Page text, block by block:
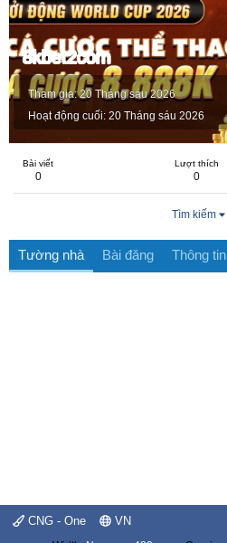
8kbet2com
Tham gia 20 Tháng sáu 2026
Hoạt động cuối 20 Tháng sáu 2026
Bài viết
0
Lượt thích
0
Tìm kiếm
Tường nhà Bài đăng Thông tin
CNG - One VN